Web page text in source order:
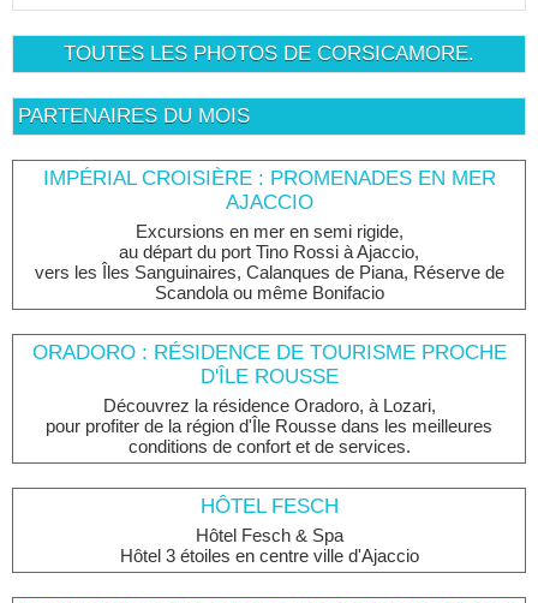
TOUTES LES PHOTOS DE CORSICAMORE.
PARTENAIRES DU MOIS
IMPÉRIAL CROISIÈRE : PROMENADES EN MER
AJACCIO
Excursions en mer en semi rigide,
au départ du port Tino Rossi à Ajaccio,
vers les Îles Sanguinaires, Calanques de Piana, Réserve de
Scandola ou même Bonifacio
ORADORO : RÉSIDENCE DE TOURISME PROCHE
D'ÎLE ROUSSE
Découvrez la résidence Oradoro, à Lozari,
pour profiter de la région d'Île Rousse dans les meilleures
conditions de confort et de services.
HÔTEL FESCH
Hôtel Fesch & Spa
Hôtel 3 étoiles en centre ville d'Ajaccio